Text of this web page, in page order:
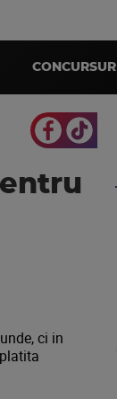
CONCURSURI
ci in